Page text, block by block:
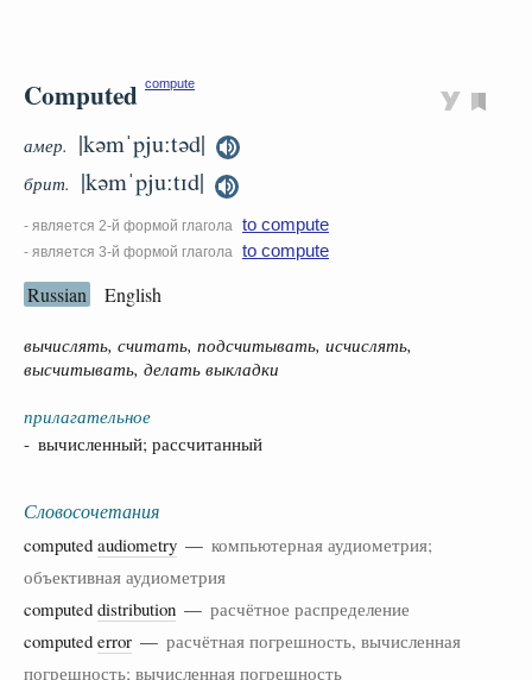
Computed compute
амер. |kəmˈpjuːtəd|
брит. |kəmˈpjuːtɪd|
- является 2-й формой глагола to compute
- является 3-й формой глагола to compute
Russian English
вычислять, считать, подсчитывать, исчислять,
высчитывать, делать выкладки
прилагательное
- вычисленный; рассчитанный
Словосочетания
computed audiometry — компьютерная аудиометрия;
объективная аудиометрия
computed distribution — расчётное распределение
computed error — расчётная погрешность, вычисленная
погрешность; вычисленная погрешность